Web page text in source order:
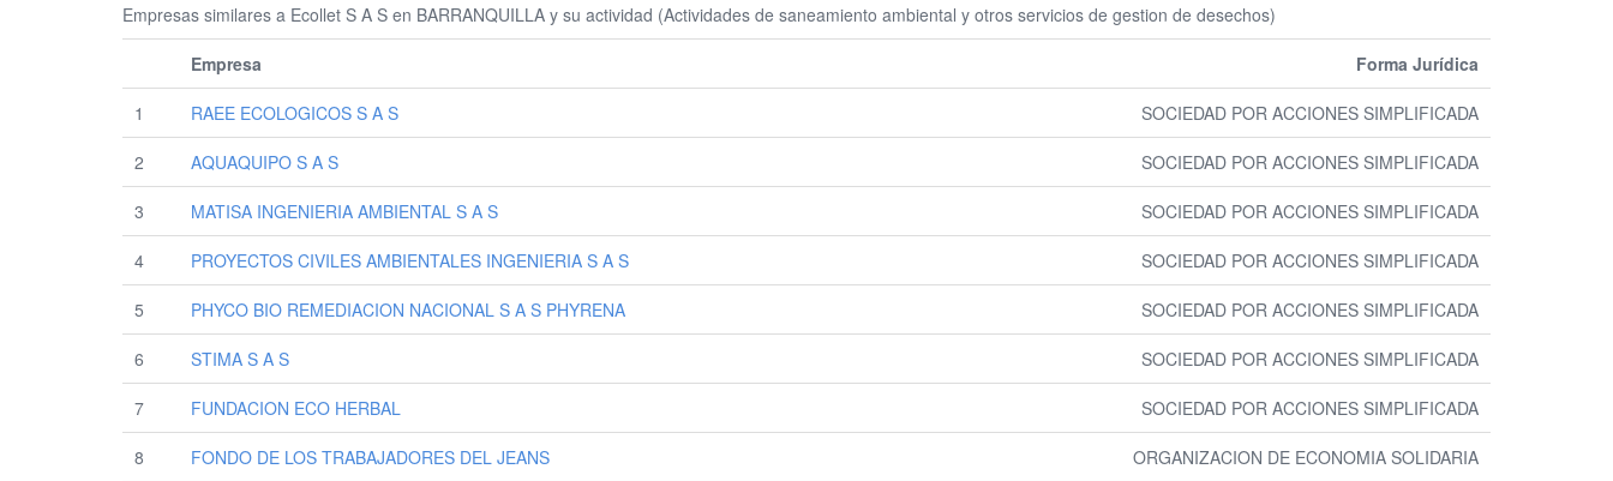
Empresas similares a Ecollet S A S en BARRANQUILLA y su actividad (Actividades de saneamiento ambiental y otros servicios de gestion de desechos)
Empresa Forma Jurídica
1 RAEE ECOLOGICOS S A S SOCIEDAD POR ACCIONES SIMPLIFICADA
2 AQUAQUIPO S A S SOCIEDAD POR ACCIONES SIMPLIFICADA
3 MATISA INGENIERIA AMBIENTAL S A S SOCIEDAD POR ACCIONES SIMPLIFICADA
4 PROYECTOS CIVILES AMBIENTALES INGENIERIA S A S SOCIEDAD POR ACCIONES SIMPLIFICADA
5 PHYCO BIO REMEDIACION NACIONAL S A S PHYRENA SOCIEDAD POR ACCIONES SIMPLIFICADA
6 STIMA S A S SOCIEDAD POR ACCIONES SIMPLIFICADA
7 FUNDACION ECO HERBAL SOCIEDAD POR ACCIONES SIMPLIFICADA
8 FONDO DE LOS TRABAJADORES DEL JEANS ORGANIZACION DE ECONOMIA SOLIDARIA